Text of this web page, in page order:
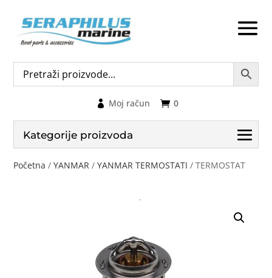
0
Moj račun
Kategorije proizvoda
Početna /YANMAR /YANMAR TERMOSTATI / TERMOSTAT